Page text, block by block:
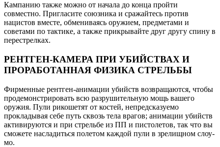
Кампанию также можно от начала до конца пройти
совместно. Пригласите союзника и сражайтесь против
нацистов вместе, обмениваясь оружием, предметами и
советами по тактике, а также прикрывайте друг другу спину в
перестрелках.
РЕНТГЕН-КАМЕРА ПРИ УБИЙСТВАХ И
ПРОРАБОТАННАЯ ФИЗИКА СТРЕЛЬБЫ
Фирменные рентген-анимации убийств возвращаются, чтобы
продемонстрировать всю разрушительную мощь вашего
оружия. Пули рикошетят от костей, непредсказуемо
прокладывая себе путь сквозь тела врагов; анимации убийств
активируются и при стрельбе из ПП и пистолетов, так что вы
сможете насладиться полетом каждой пули в зрелищном слоу-
мо.